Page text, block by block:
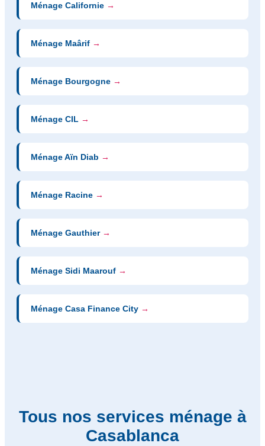
Ménage Californie →
Ménage Maârif →
Ménage Bourgogne →
Ménage CIL →
Ménage Aïn Diab →
Ménage Racine →
Ménage Gauthier →
Ménage Sidi Maarouf →
Ménage Casa Finance City →
Tous nos services ménage à
Casablanca